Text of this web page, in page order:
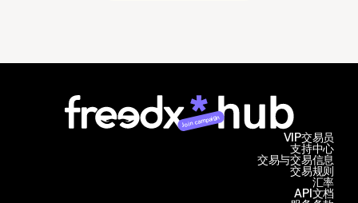
Join campaign
支持中心
交易与交易信息
VIP交易员
交易规则
汇率
API文档